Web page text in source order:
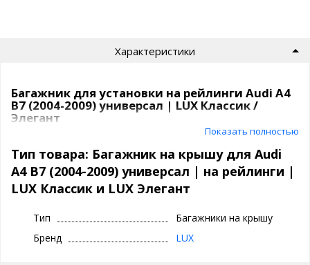
Характеристики
Багажник для установки на рейлинги Audi A4
B7 (2004-2009) универсал | LUX Классик /
Элегант
Багажная система LUX крепится за рейлинги Audi A4 B7 (2004-
2009) универсал с помощью прочных опор .
Крепежные элементы жестко фиксируют багажник в
необходимом положении. Для предотвращения повреждения
лакокрасочного слоя крыши, крепежные элементы покрыты
Багажник ЛЮКС спроектирован для авто с рейлингами и бывает
2 видов:
Показать полностью
Тип товара: Багажник на крышу для Audi
A4 B7 (2004-2009) универсал | на рейлинги |
LUX Классик и LUX Элегант
Тип
Багажники на крышу
Бренд
LUX